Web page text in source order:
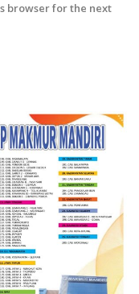
browser for the next